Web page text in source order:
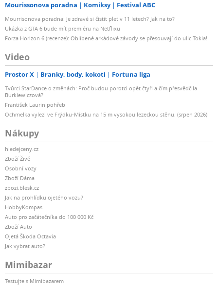
Mourissonova poradna Komiksy Festival ABC
Mourrisonova poradna: Je zdravé si čistit pleť v 11 letech? Jak na to?
Ukázka z GTA 6 bude mít premiéru na Netflixu
Forza Horizon 6 (recenze): Oblíbené arkádové závody se přesouvají do ulic Tokia!
Video
Prostor X Branky, body, kokoti Fortuna liga
Tvůrci StarDance o změnách: Proč budou porotci opět čtyři a čím přesvědčila
Burkiewiczová?
František Laurin pohřeb
Ochmelka vylezl ve Frýdku-Místku na 15 m vysokou lezeckou stěnu. (srpen 2026)
Nákupy
hledejceny.cz
Zboží Živě
Osobní vozy
Zboží Dáma
zbozi.blesk.cz
Jak na prohlídku ojetého vozu?
HobbyKompas
Auto pro začátečníka do 100 000 Kč
Zboží Auto
Ojetá Škoda Octavia
Jak vybrat auto?
Mimibazar
Testujte s Mimibazarem